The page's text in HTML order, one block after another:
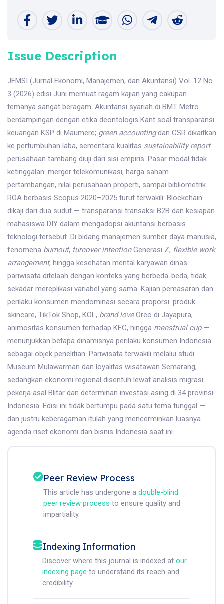
Issue Description
JEMSI (Jurnal Ekonomi, Manajemen, dan Akuntansi) Vol. 12 No.
3 (2026) edisi Juni memuat ragam kajian yang cakupan
temanya sangat beragam. Akuntansi syariah di BMT Metro
berdampingan dengan etika deontologis Kant soal transparansi
keuangan KSP di Maumere; green accountingdan CSR dikaitkan
ke pertumbuhan laba, sementara kualitas sustainability report
perusahaan tambang diuji dari sisi empiris. Pasar modal tidak
ketinggalan: merger telekomunikasi, harga saham
pertambangan, nilai perusahaan properti, sampai bibliometrik
ROA berbasis Scopus 2020–2025 turut terwakili. Blockchain
dikaji dari dua sudut — transparansi transaksi B2B dan kesiapan
mahasiswa DIY dalam mengadopsi akuntansi berbasis
teknologi tersebut. Di bidang manajemen sumber daya manusia,
fenomena burnout, turnover intentionGenerasi Z, flexible work
arrangement, hingga kesehatan mental karyawan dinas
pariwisata ditelaah dengan konteks yang berbeda-beda, tidak
sekadar mereplikasi variabel yang sama. Kajian pemasaran dan
perilaku konsumen mendominasi secara proporsi: produk
skincare, TikTok Shop, KOL, brand loveOreo di Jayapura,
animositas konsumen terhadap KFC, hingga menstrual cup—
menunjukkan betapa dinamisnya perilaku konsumen Indonesia
sebagai objek penelitian. Pariwisata terwakili melalui studi
Museum Mulawarman dan loyalitas wisatawan Semarang,
sedangkan ekonomi regional disentuh lewat analisis migrasi
pekerja asal Blitar dan determinan investasi asing di 34 provinsi
Indonesia. Edisi ini tidak bertumpu pada satu tema tunggal —
dan justru keberagaman itulah yang mencerminkan luasnya
agenda riset ekonomi dan bisnis Indonesia saat ini.
Peer Review Process
This article has undergone a double-blind
peer review process to ensure quality and
impartiality.
Indexing Information
Discover where this journal is indexed at our
indexing page to understand its reach and
credibility.